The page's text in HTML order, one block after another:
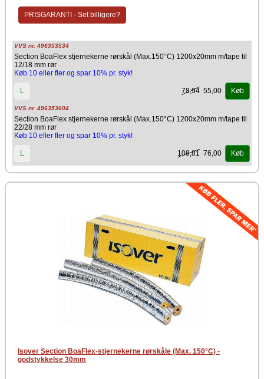
Tekniske data
Isoleringstykkelse: 20 mm
Densitet: 35 kg/m3
Isover Boaflex Pipe Section star shape hole er optaget i
databasen for byggeprodukter, som kan anvendes i
Isover
PRISGARANTI - Set billigere?
VVS nr. 496353534
Section BoaFlex stjernekerne rørskål (Max.150°C) 1200x20mm m/tape til
12/18 mm rør
Køb 10 eller fler og spar 10% pr. styk!
L 78,94 55,00 Køb
VVS nr. 496353604
Section BoaFlex stjernekerne rørskål (Max.150°C) 1200x20mm m/tape til
22/28 mm rør
Køb 10 eller fler og spar 10% pr. styk!
L 108,81 76,00 Køb
Isover Section BoaFlex-stjernekerne rørskåle (Max. 150°C) -
godstykkelse 30mm